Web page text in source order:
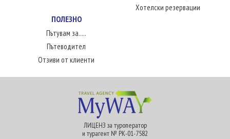
Хотелски резервации
ПОЛЕЗНО
Пътувам за.....
Пътеводител
Отзиви от клиенти
ЛИЦЕНЗ за туроператор
и турагент № РК-01-7582